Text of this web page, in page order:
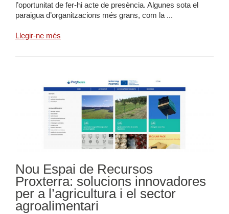
l’oportunitat de fer-hi acte de presència. Algunes sota el
paraigua d’organitzacions més grans, com la ...
Llegir-ne més
Nou Espai de Recursos
Proxterra: solucions innovadores
per a l’agricultura i el sector
agroalimentari